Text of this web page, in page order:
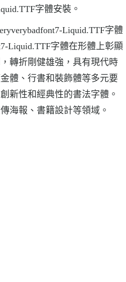
字體安裝。
Liquid.TTF字體
Liquid.TTF字體在形體上彰顯
轉折剛健雄強，具有現代時
體、行書和裝飾體等多元要
新性和經典性的書法字體。
海報、書籍設計等領域。